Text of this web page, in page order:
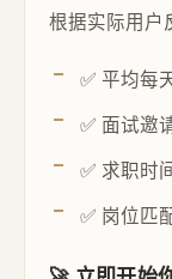
根据实际用户
✅ 平均每
✅ 面试邀
✅ 求职时
✅ 岗位匹